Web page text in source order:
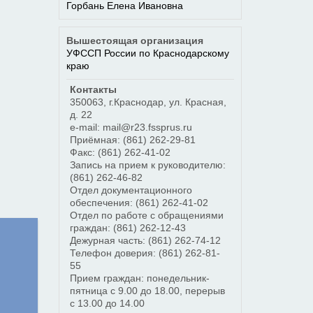
Горбань Елена Ивановна
Вышестоящая организация
УФССП России по Краснодарскому
краю
Контакты
350063
г.Краснодар, ул. Красная,
д. 22
e-mail: mail@r23.fssprus.ru
Приёмная: (861) 262-29-81
Факс: (861) 262-41-02
Запись на прием к руководителю:
(861) 262-46-82
Отдел документационного
обеспечения: (861) 262-41-02
Отдел по работе с обращениями
граждан: (861) 262-12-43
Дежурная часть: (861) 262-74-12
Телефон доверия: (861) 262-81-
55
Прием граждан: понедельник-
пятница с 9.00 до 18.00, перерыв
с 13.00 до 14.00